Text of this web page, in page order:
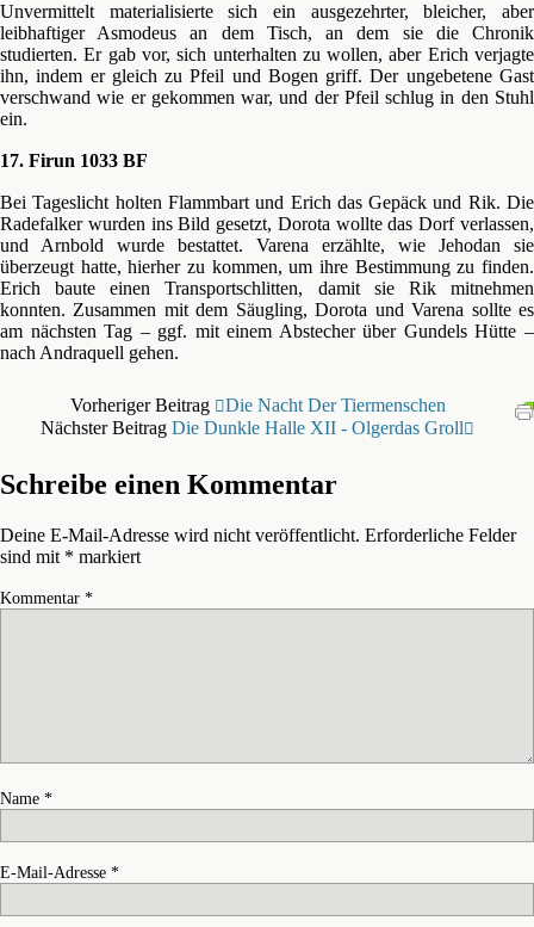
Unvermittelt materialisierte sich ein ausgezehrter, bleicher, aber
leibhaftiger Asmodeus an dem Tisch, an dem sie die Chronik
studierten. Er gab vor, sich unterhalten zu wollen, aber Erich verjagte
ihn, indem er gleich zu Pfeil und Bogen griff. Der ungebetene Gast
verschwand wie er gekommen war, und der Pfeil schlug in den Stuhl
ein.
17. Firun 1033 BF
Bei Tageslicht holten Flammbart und Erich das Gepäck und Rik. Die
Radefalker wurden ins Bild gesetzt, Dorota wollte das Dorf verlassen,
und Arnbold wurde bestattet. Varena erzählte, wie Jehodan sie
überzeugt hatte, hierher zu kommen, um ihre Bestimmung zu finden.
Erich baute einen Transportschlitten, damit sie Rik mitnehmen
konnten. Zusammen mit dem Säugling, Dorota und Varena sollte es
am nächsten Tag – ggf. mit einem Abstecher über Gundels Hütte –
nach Andraquell gehen.
Vorheriger Beitrag
Die Nacht Der Tiermenschen
Nächster Beitrag Die Dunkle Halle XII - Olgerdas Groll
Schreibe einen Kommentar
Deine E-Mail-Adresse wird nicht veröffentlicht. Erforderliche Felder
sind mit * markiert
Kommentar *
Name *
E-Mail-Adresse *